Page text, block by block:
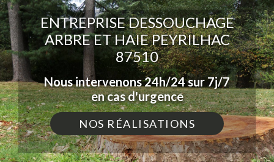
ENTREPRISE DESSOUCHAGE
ARBRE ET HAIE PEYRILHAC
87510
Nous intervenons 24h/24 sur 7j/7
en cas d'urgence
NOS RÉALISATIONS